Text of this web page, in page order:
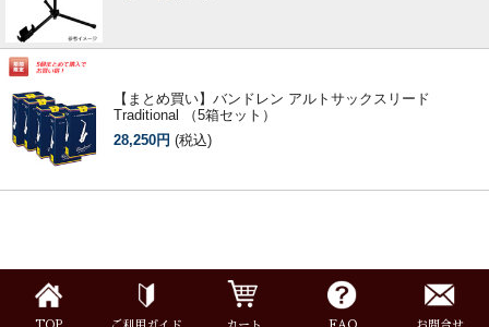
【まとめ買い】バンドレン アルトサックスリード
Traditional （5箱セット）
28,250円 (税込)